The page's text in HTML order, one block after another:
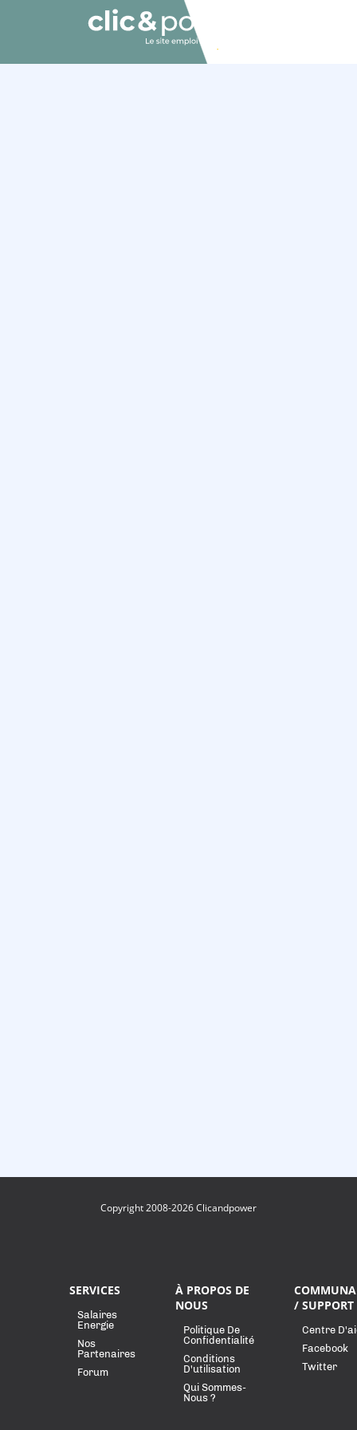
Copyright 2008-2026 Clicandpower
SERVICES
Salaires
Energie
Nos
Partenaires
Forum
À PROPOS DE
NOUS
Politique De
Confidentialité
Conditions
D'utilisation
Qui Sommes-
Nous ?
/ SUPPORT
Centre
Facebook
Twitter